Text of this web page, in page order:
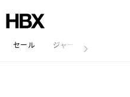
セール ジャーナル